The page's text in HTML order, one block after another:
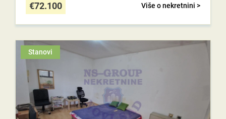
Više o nekretnini >
€72.100
Stanovi